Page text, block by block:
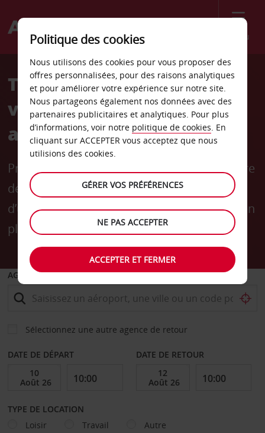
Menu
Tirez le meilleur parti de
votre location de voiture
avec Avis
Profitez de l’annulation gratuite, d’une voiture
de location récupérée en quelques minutes,
d’un programme de fidélité gratuit, et de bien
plus encore.
AGENCE DE DÉPART
Sélectionnez une autre agence de retour
DATE DE DÉPART DATE DE RETOUR
TYPE DE LOCATION
Loisir
Travail Autre
Politique des cookies
Nous utilisons des cookies pour vous proposer des
offres personnalisées, pour des raisons analytiques
et pour améliorer votre expérience sur notre site.
Nous partageons également nos données avec des
partenaires publicitaires et analytiques. Pour plus
d’informations, voir notre politique de cookies. En
cliquant sur ACCEPTER vous acceptez que nous
utilisions des cookies.
GÉRER VOS PRÉFÉRENCES
NE PAS ACCEPTER
ACCEPTER ET FERMER